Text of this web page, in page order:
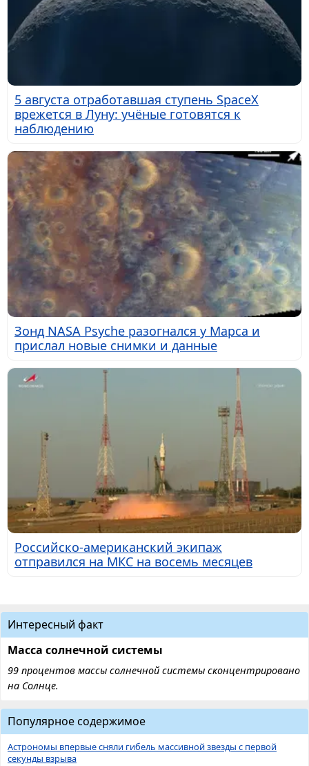
5 августа отработавшая ступень SpaceX
врежется в Луну: учёные готовятся к
наблюдению
Зонд NASA Psyche разогнался у Марса и
прислал новые снимки и данные
Российско-американский экипаж
отправился на МКС на восемь месяцев
Интересный факт
Масса солнечной системы
99 процентов массы солнечной системы сконцентрировано
на Солнце.
Популярное содержимое
Астрономы впервые сняли гибель массивной звезды с первой
секунды взрыва